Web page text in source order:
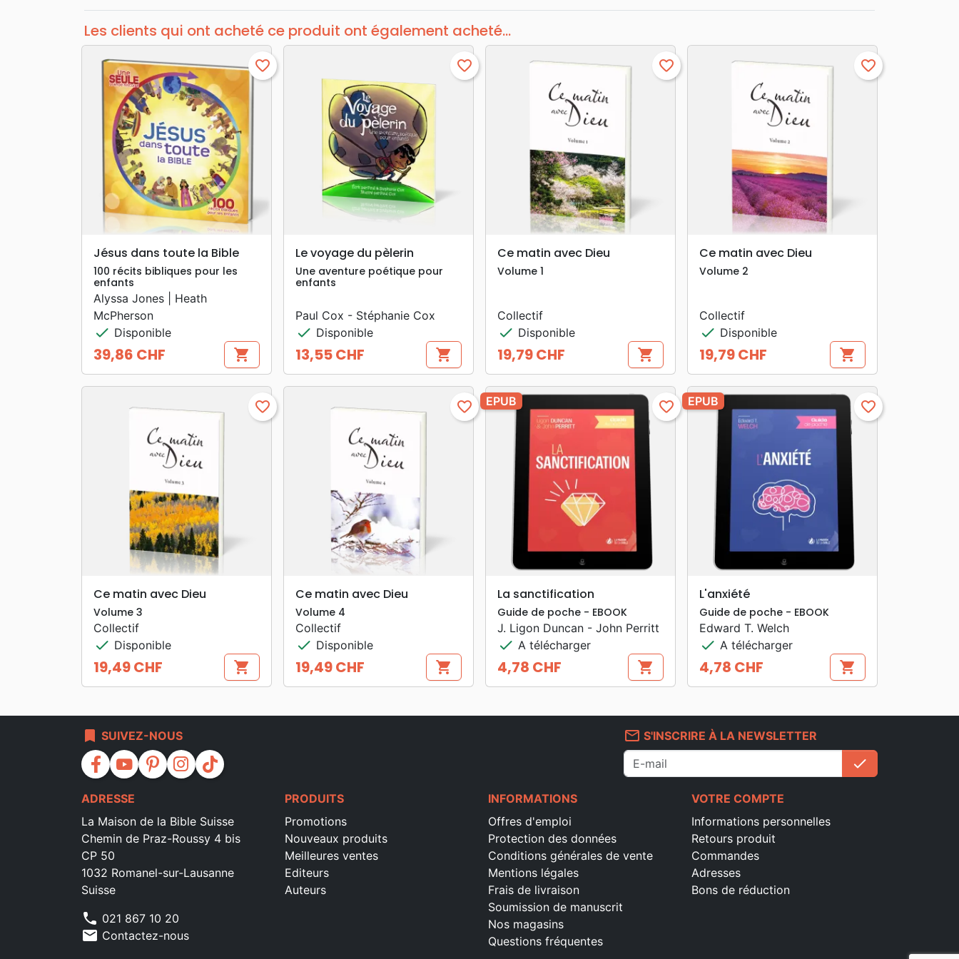
Les clients qui ont acheté ce produit ont également acheté...
search APERÇU RAPIDE
favorite_border
Jésus dans toute la Bible
100 récits bibliques pour les
enfants
Alyssa Jones | Heath
McPherson
check Disponible
Prix
39,86 CHF shopping_cart
search APERÇU RAPIDE
favorite_border
Le voyage du pèlerin
Une aventure poétique pour
enfants
Paul Cox - Stéphanie Cox
check Disponible
Prix
13,55 CHF shopping_cart
searchAPERÇU RAPIDE
favorite_border
Ce matin avec Dieu
Volume 1
Collectif
check Disponible
Prix
19,79 CHF shopping_cart
searchAPERÇU RAPIDE
favorite_border
Ce matin avec Dieu
Volume 2
Collectif
check Disponible
Prix
19,79 CHF shopping_cart
searchAPERÇU RAPIDE
favorite_border
Ce matin avec Dieu
Volume 3
Collectif
check Disponible
Prix
19,49 CHF shopping_cart
searchAPERÇU RAPIDE
favorite_border
Ce matin avec Dieu
Volume 4
Collectif
check Disponible
Prix
19,49 CHF shopping_cart
search APERÇU RAPIDE
EPUB favorite_border
La sanctification
Guide de poche - EBOOK
J. Ligon Duncan - John Perritt
check A télécharger
Prix
4,78 CHF shopping_cart
search APERÇU RAPIDE
EPUB favorite_border
L'anxiété
Guide de poche - EBOOK
Edward T. Welch
check A télécharger
Prix
4,78 CHF shopping_cart
bookmark SUIVEZ-NOUS
facebook youtube pinterest instagram tiktok
mail_outline S'INSCRIRE À LA NEWSLETTER
check
ADRESSE
La Maison de la Bible Suisse
Chemin de Praz-Roussy 4 bis
CP 50
1032 Romanel-sur-Lausanne
Suisse
phone 021 867 10 20
mail Contactez-nous
PRODUITS
Promotions
Nouveaux produits
Meilleures ventes
Editeurs
Auteurs
INFORMATIONS
Offres d'emploi
Protection des données
Conditions générales de vente
Mentions légales
Frais de livraison
Soumission de manuscrit
Nos magasins
Questions fréquentes
VOTRE COMPTE
Informations personnelles
Retours produit
Commandes
Adresses
Bons de réduction